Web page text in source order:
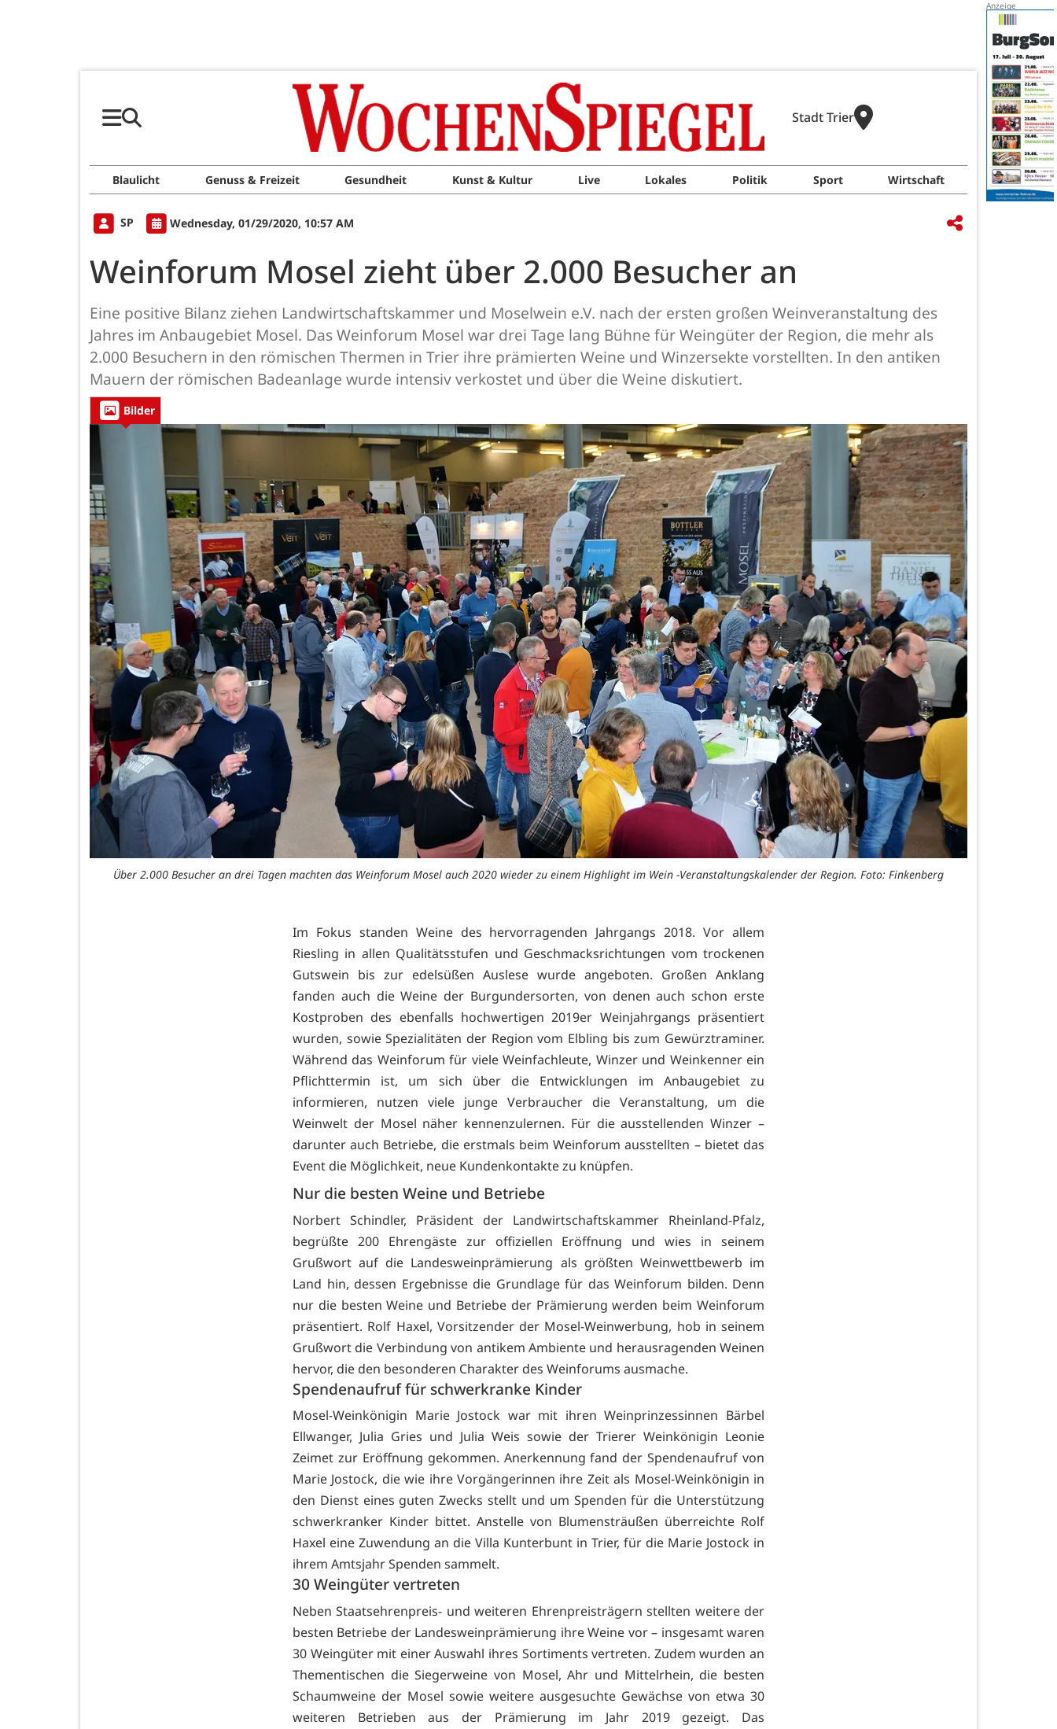
Stadt Trier
Blaulicht Genuss & Freizeit Gesundheit Kunst & Kultur Live Lokales Politik Sport Wirtschaft
SP Wednesday, 01/29/2020, 10:57 AM
Weinforum Mosel zieht über 2.000 Besucher an
Eine positive Bilanz ziehen Landwirtschaftskammer und Moselwein e.V. nach der ersten großen Weinveranstaltung des
Jahres im Anbaugebiet Mosel. Das Weinforum Mosel war drei Tage lang Bühne für Weingüter der Region, die mehr als
2.000 Besuchern in den römischen Thermen in Trier ihre prämierten Weine und Winzersekte vorstellten. In den antiken
Mauern der römischen Badeanlage wurde intensiv verkostet und über die Weine diskutiert.
Bilder
Über 2.000 Besucher an drei Tagen machten das Weinforum Mosel auch 2020 wieder zu einem Highlight im Wein -Veranstaltungskalender der Region. Foto: Finkenberg
Im Fokus standen Weine des hervorragenden Jahrgangs 2018. Vor allem
Riesling in allen Qualitätsstufen und Geschmacksrichtungen vom trockenen
Gutswein bis zur edelsüßen Auslese wurde angeboten. Großen Anklang
fanden auch die Weine der Burgundersorten, von denen auch schon erste
Kostproben des ebenfalls hochwertigen 2019er Weinjahrgangs präsentiert
wurden, sowie Spezialitäten der Region vom Elbling bis zum Gewürztraminer.
Während das Weinforum für viele Weinfachleute, Winzer und Weinkenner ein
Pflichttermin ist, um sich über die Entwicklungen im Anbaugebiet zu
informieren, nutzen viele junge Verbraucher die Veranstaltung, um die
Weinwelt der Mosel näher kennenzulernen. Für die ausstellenden Winzer –
darunter auch Betriebe, die erstmals beim Weinforum ausstellten – bietet das
Event die Möglichkeit, neue Kundenkontakte zu knüpfen.
Nur die besten Weine und Betriebe
Norbert Schindler, Präsident der Landwirtschaftskammer Rheinland-Pfalz,
begrüßte 200 Ehrengäste zur offiziellen Eröffnung und wies in seinem
Grußwort auf die Landesweinprämierung als größten Weinwettbewerb im
Land hin, dessen Ergebnisse die Grundlage für das Weinforum bilden. Denn
nur die besten Weine und Betriebe der Prämierung werden beim Weinforum
präsentiert. Rolf Haxel, Vorsitzender der Mosel-Weinwerbung, hob in seinem
Grußwort die Verbindung von antikem Ambiente und herausragenden Weinen
hervor, die den besonderen Charakter des Weinforums ausmache.
Spendenaufruf für schwerkranke Kinder
Mosel-Weinkönigin Marie Jostock war mit ihren Weinprinzessinnen Bärbel
Ellwanger, Julia Gries und Julia Weis sowie der Trierer Weinkönigin Leonie
Zeimet zur Eröffnung gekommen. Anerkennung fand der Spendenaufruf von
Marie Jostock, die wie ihre Vorgängerinnen ihre Zeit als Mosel-Weinkönigin in
den Dienst eines guten Zwecks stellt und um Spenden für die Unterstützung
schwerkranker Kinder bittet. Anstelle von Blumensträußen überreichte Rolf
Haxel eine Zuwendung an die Villa Kunterbunt in Trier, für die Marie Jostock in
ihrem Amtsjahr Spenden sammelt.
30 Weingüter vertreten
Neben Staatsehrenpreis- und weiteren Ehrenpreisträgern stellten weitere der
besten Betriebe der Landesweinprämierung ihre Weine vor – insgesamt waren
30 Weingüter mit einer Auswahl ihres Sortiments vertreten. Zudem wurden an
Thementischen die Siegerweine von Mosel, Ahr und Mittelrhein, die besten
Schaumweine der Mosel sowie weitere ausgesuchte Gewächse von etwa 30
weiteren Betrieben aus der Prämierung im Jahr 2019 gezeigt. Das